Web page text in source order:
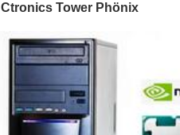
Ctronics Tower Phönix